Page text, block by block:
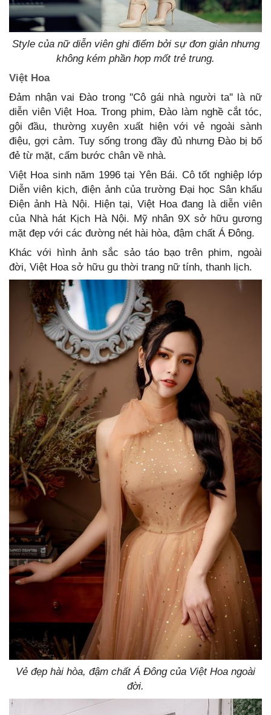
Style của nữ diễn viên ghi điểm bởi sự đơn giản nhưng
không kém phần hợp mốt trẻ trung.
Việt Hoa
Đảm nhận vai Đào trong ''Cô gái nhà người ta'' là nữ
diễn viên Việt Hoa. Trong phim, Đào làm nghề cắt tóc,
gội đầu, thường xuyên xuất hiện với vẻ ngoài sành
điệu, gợi cảm. Tuy sống trong đầy đủ nhưng Đào bị bố
đẻ từ mặt, cấm bước chân về nhà.
Việt Hoa sinh năm 1996 tại Yên Bái. Cô tốt nghiệp lớp
Diễn viên kịch, điện ảnh của trường Đại học Sân khấu
Điện ảnh Hà Nội. Hiện tại, Việt Hoa đang là diễn viên
của Nhà hát Kịch Hà Nội. Mỹ nhân 9X sở hữu gương
mặt đẹp với các đường nét hài hòa, đậm chất Á Đông.
Khác với hình ảnh sắc sảo táo bạo trên phim, ngoài
đời, Việt Hoa sở hữu gu thời trang nữ tính, thanh lịch.
Vẻ đẹp hài hòa, đậm chất Á Đông của Việt Hoa ngoài
đời.